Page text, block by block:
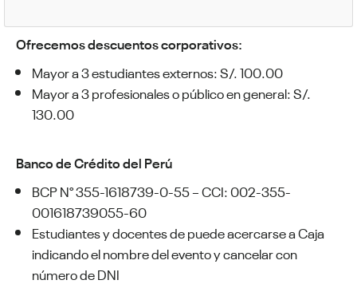
Ofrecemos descuentos corporativos:
Mayor a 3 estudiantes externos: S/. 100.00
Mayor a 3 profesionales o público en general: S/.
130.00
Banco de Crédito del Perú
BCP N° 355-1618739-0-55 – CCI: 002-355-
001618739055-60
Estudiantes y docentes de puede acercarse a Caja
indicando el nombre del evento y cancelar con
número de DNI